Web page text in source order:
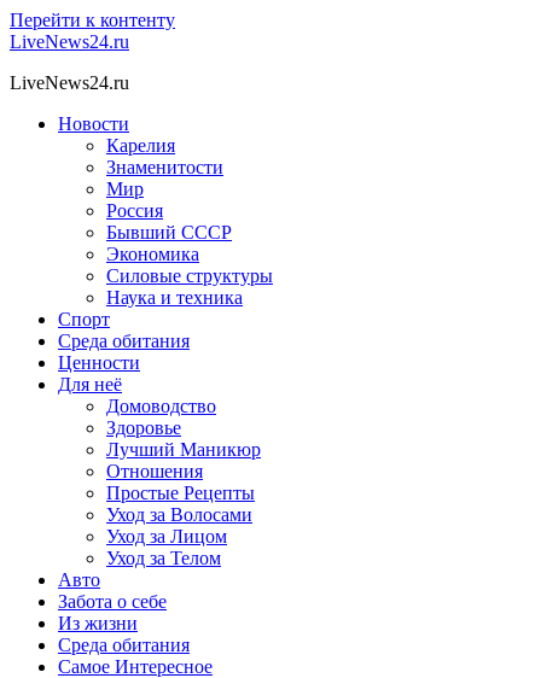
Перейти к контенту
LiveNews24.ru
LiveNews24.ru
Новости
Карелия
Знаменитости
Мир
Россия
Бывший СССР
Экономика
Силовые структуры
Наука и техника
Спорт
Среда обитания
Ценности
Для неё
Домоводство
Здоровье
Лучший Маникюр
Отношения
Простые Рецепты
Уход за Волосами
Уход за Лицом
Уход за Телом
Авто
Забота о себе
Из жизни
Среда обитания
Самое Интересное